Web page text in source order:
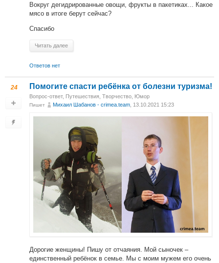
Вокруг дегидрированные овощи, фрукты в пакетиках... Какое
мясо в итоге берут сейчас?
Спасибо
Читать далее
Ответов нет
24 Помогите спасти ребёнка от болезни туризма!
Вопрос-ответ, Путешествия Творчество Юмор
Пишет Михаил Шабанов - crimea.team , 13.10.2021 15:23
Дорогие женщины! Пишу от отчаяния. Мой сыночек –
единственный ребёнок в семье. Мы с моим мужем его очень